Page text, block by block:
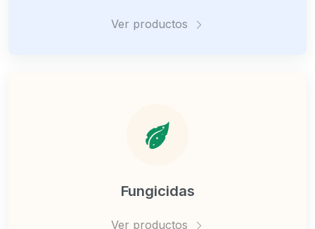
Ver productos
Fungicidas
Ver productos